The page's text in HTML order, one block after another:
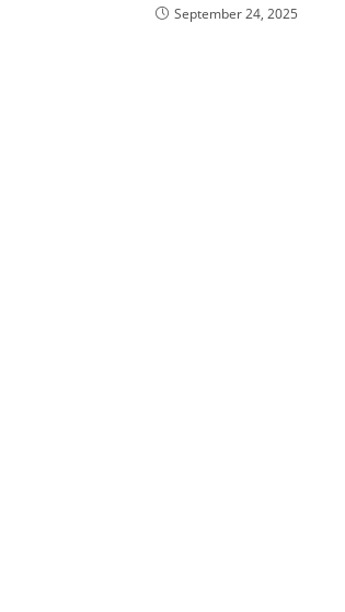
September 24, 2025